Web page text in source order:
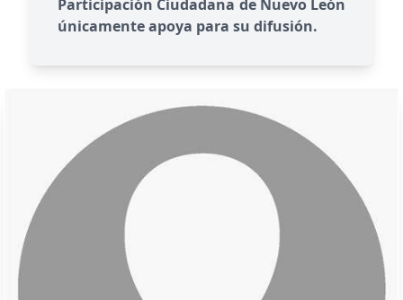
Participación Ciudadana de Nuevo León
únicamente apoya para su difusión.